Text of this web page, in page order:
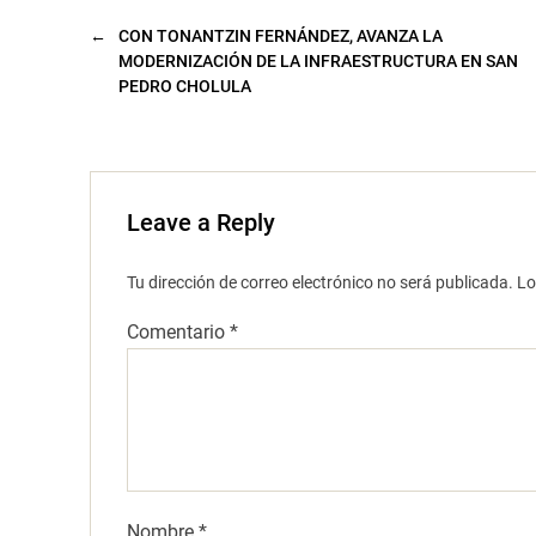
u
e
v
a
)
←
CON TONANTZIN FERNÁNDEZ, AVANZA LA
MODERNIZACIÓN DE LA INFRAESTRUCTURA EN SAN
PEDRO CHOLULA
Leave a Reply
Tu dirección de correo electrónico no será publicada.
Comentario *